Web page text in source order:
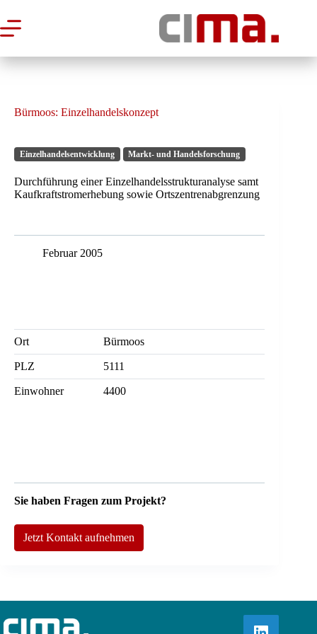
Inhalt
springen
Bürmoos: Einzelhandelskonzept
Einzelhandelsentwicklung Markt- und Handelsforschung
Durchführung einer Einzelhandelsstrukturanalyse samt
Kaufkraftstromerhebung sowie Ortszentrenabgrenzung
Februar 2005
Ort Bürmoos
PLZ 5111
Einwohner 4400
Sie haben Fragen zum Projekt?
Jetzt Kontakt aufnehmen